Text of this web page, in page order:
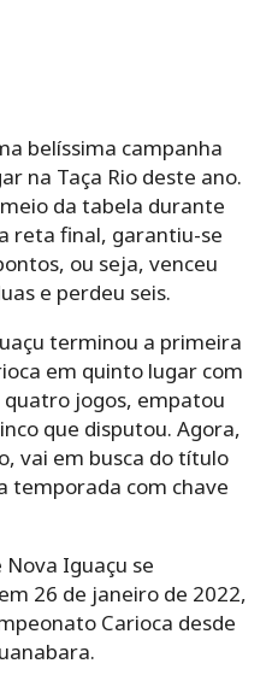
belíssima campanha
na Taça Rio deste ano.
da tabela durante
reta final, garantiu-se
ou seja, venceu
e perdeu seis.
terminou a primeira
em quinto lugar com
quatro jogos, empatou
que disputou. Agora,
vai em busca do título
temporada com chave
Iguaçu se
26 de janeiro de 2022,
Carioca desde